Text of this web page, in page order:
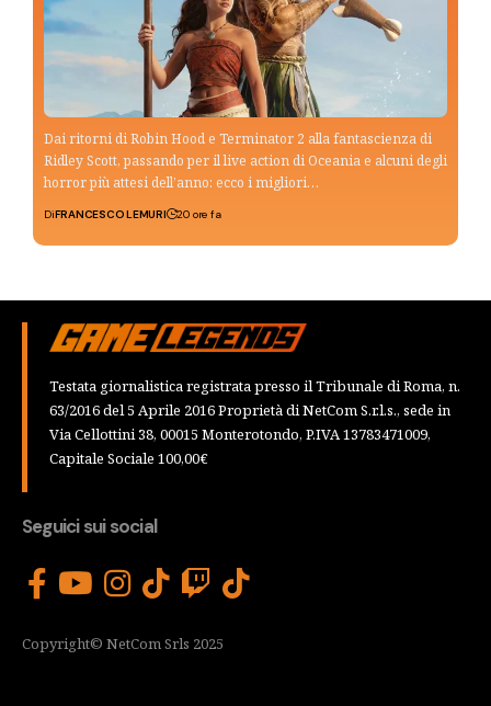
Dai ritorni di Robin Hood e Terminator 2 alla fantascienza di
Ridley Scott, passando per il live action di Oceania e alcuni degli
horror più attesi dell’anno: ecco i migliori…
DiFRANCESCO LEMURI 20 ore fa
Testata giornalistica registrata presso il Tribunale di Roma, n.
63/2016 del 5 Aprile 2016 Proprietà di NetCom S.r.l.s., sede in
Via Cellottini 38, 00015 Monterotondo, P.IVA 13783471009,
Capitale Sociale 100,00€
Seguici sui social
Copyright© NetCom Srls 2025